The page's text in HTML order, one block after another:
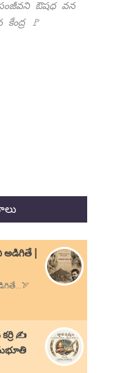
ఔషధ వన
🚩
|
✍️